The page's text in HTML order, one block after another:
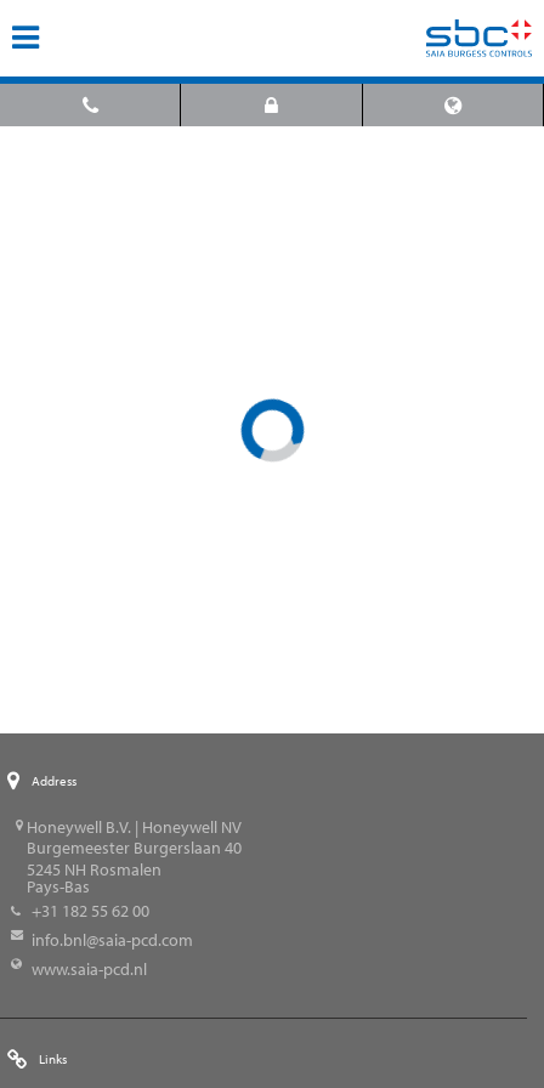
Address
Honeywell B.V. | Honeywell NV
Burgemeester Burgerslaan 40
5245 NH Rosmalen
Pays-Bas
+31 182 55 62 00
info.bnl@saia-pcd.com
www.saia-pcd.nl
Links